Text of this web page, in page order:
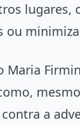
lugares,
ou
a